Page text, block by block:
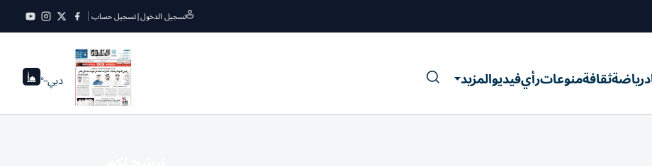
تسجيل الدخول|تسجيل حساب
رياضةثقافةمنوعاترأيفيديوالمزيد دبي--°